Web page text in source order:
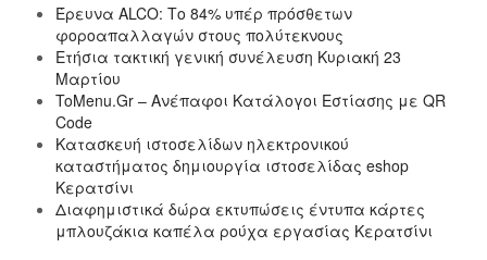
Έρευνα ALCO: Το 84% υπέρ πρόσθετων
φοροαπαλλαγών στους πολύτεκνους
Ετήσια τακτική γενική συνέλευση Κυριακή 23
Μαρτίου
ToMenu.Gr – Ανέπαφοι Κατάλογοι Εστίασης με QR
Code
Κατασκευή ιστοσελίδων ηλεκτρονικού
καταστήματος δημιουργία ιστοσελίδας eshop
Κερατσίνι
Διαφημιστικά δώρα εκτυπώσεις έντυπα κάρτες
μπλουζάκια καπέλα ρούχα εργασίας Κερατσίνι